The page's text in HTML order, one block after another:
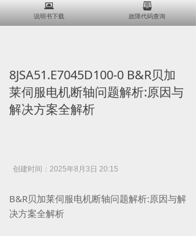
뀵
说明书下载
뀣
故障代码查询
8JSA51.E7045D100-0 B&R贝加
莱伺服电机断轴问题解析:原因与
解决方案全解析
创建时间： 2025年8月3日 20:15
B&R贝加莱伺服电机断轴问题解析:原因与解
决方案全解析